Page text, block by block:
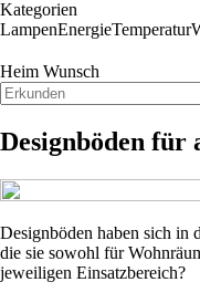
Kategorien
LampenEnergieTemperatur
Heim Wunsch
Designböden für
Designböden haben sich in
die sie sowohl für
jeweiligen Einsatzbereich?